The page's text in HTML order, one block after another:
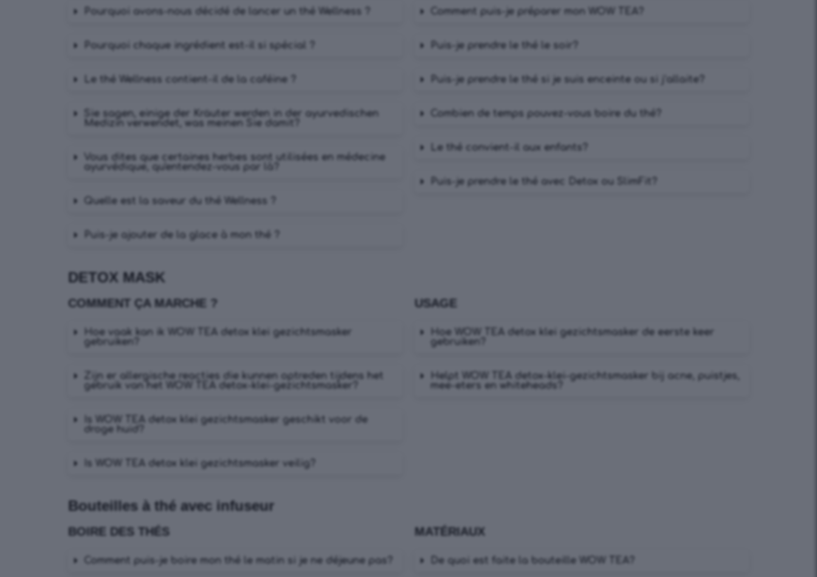
Pourquoi avons-nous décidé de lancer un thé Wellness ?
Pourquoi chaque ingrédient est-il si spécial ?
Le thé Wellness contient-il de la caféine ?
Sie sagen, einige der Kräuter werden in der ayurvedischen
Medizin verwendet, was meinen Sie damit?
Vous dites que certaines herbes sont utilisées en médecine
ayurvédique, qu'entendez-vous par là?
Quelle est la saveur du thé Wellness ?
Puis-je ajouter de la glace à mon thé ?
Comment puis-je préparer mon WOW TEA?
Puis-je prendre le thé le soir?
Puis-je prendre le thé si je suis enceinte ou si j’allaite?
Combien de temps pouvez-vous boire du thé?
Le thé convient-il aux enfants?
Puis-je prendre le thé avec Detox ou SlimFit?
DETOX MASK
COMMENT ÇA MARCHE ? USAGE
Hoe vaak kan ik WOW TEA detox klei gezichtsmasker
gebruiken?
Zijn er allergische reacties die kunnen optreden tijdens het
gebruik van het WOW TEA detox-klei-gezichtsmasker?
Is WOW TEA detox klei gezichtsmasker geschikt voor de
droge huid?
Is WOW TEA detox klei gezichtsmasker veilig?
Hoe WOW TEA detox klei gezichtsmasker de eerste keer
gebruiken?
Helpt WOW TEA detox-klei-gezichtsmasker bij acne, puistjes,
mee-eters en whiteheads?
Bouteilles à thé avec infuseur
BOIRE DES THÉS MATÉRIAUX
Comment puis-je boire mon thé le matin si je ne déjeune pas? De quoi est faite la bouteille WOW TEA?